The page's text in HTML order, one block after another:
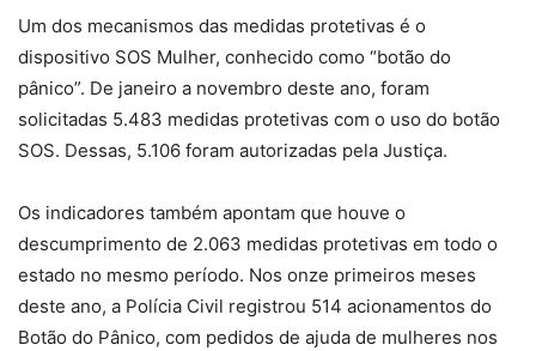
Um dos mecanismos das medidas protetivas é o
dispositivo SOS Mulher, conhecido como “botão do
pânico”. De janeiro a novembro deste ano, foram
solicitadas 5.483 medidas protetivas com o uso do botão
SOS. Dessas, 5.106 foram autorizadas pela Justiça.
Os indicadores também apontam que houve o
descumprimento de 2.063 medidas protetivas em todo o
estado no mesmo período. Nos onze primeiros meses
deste ano, a Polícia Civil registrou 514 acionamentos do
Botão do Pânico, com pedidos de ajuda de mulheres nos